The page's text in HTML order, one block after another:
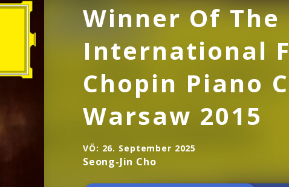
Winner Of
International
Chopin Piano
Warsaw 2015
VÖ: 26. September 2025
Seong-Jin Cho